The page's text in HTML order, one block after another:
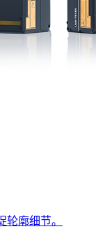
廓细节。